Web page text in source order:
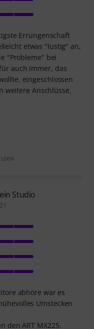
Errungenschaft
etwas "lustig" an,
"Probleme" bei
auch immer, das
eingeschlossen
weitere Anschlüsse.
Studio
abhöre war es
Umstecken
den ART MX225.